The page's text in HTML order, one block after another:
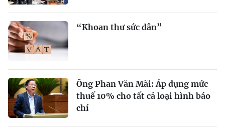
“Khoan thư sức dân”
Ông Phan Văn Mãi: Áp dụng mức
thuế 10% cho tất cả loại hình báo
chí